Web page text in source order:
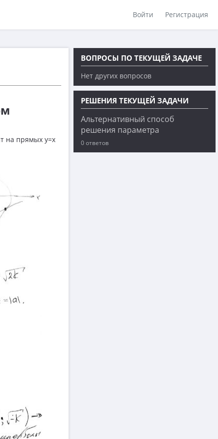
Войти Регистрация
на прямых y=x
ВОПРОСЫ ПО ТЕКУЩЕЙ ЗАДАЧЕ
Нет других вопросов
РЕШЕНИЯ ТЕКУЩЕЙ ЗАДАЧИ
Альтернативный способ
решения параметра
0 ответов